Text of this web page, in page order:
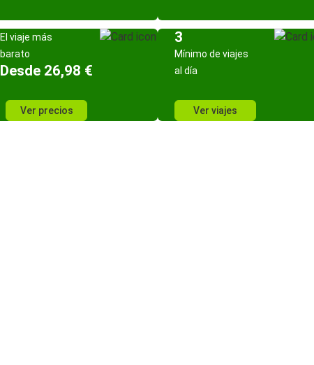
El viaje más
barato
Desde 26,98 €
Ver precios
3
Mínimo de viajes
al día
Ver viajes